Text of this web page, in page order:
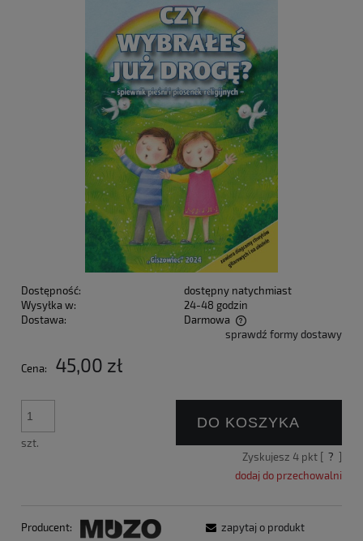
Dostępność:
dostępny natychmiast
Wysyłka w:
24-48 godzin
Dostawa:
Darmowa
Cena nie zawiera ewentualnych kosztów płatnościsprawdź formy dostawy
Cena: 45,00 zł
szt.
DO KOSZYKA
Zyskujesz 4pkt [ ? ]
dodaj do przechowalni
Producent:
zapytaj o produkt